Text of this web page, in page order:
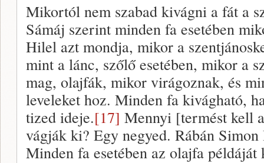
Mikortól nem szabad kivágni a fát a
Sámáj szerint minden fa esetében
Hilel azt mondja, mikor a
mint a lánc, szőlő esetében, mikor a
mag, olajfák, mikor virágoznak, és
leveleket hoz. Minden fa kivágható,
tized ideje.[17] Mennyi [termést kell
vágják ki? Egy negyed. Rábán
Minden fa esetében az olajfa példáját